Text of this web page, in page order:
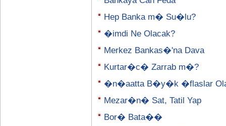
Hep Banka m� Su�lu?
�imdi Ne Olacak?
Merkez Bankas�'na Dava
Kurtar�c� Zarrab m�?
�n�aatta B�y�k �flaslar
Mezar�n� Sat, Tatil Yap
Bor� Bata��